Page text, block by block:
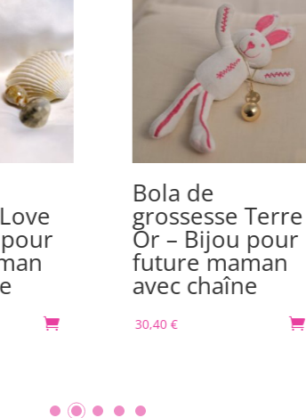

Bola de
grossesse Terre
Or – Bijou pour
future maman
avec chaîne
30,40€ 